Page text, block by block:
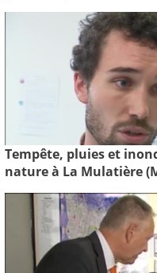
Tempête, pluies et
nature à La Mulatière